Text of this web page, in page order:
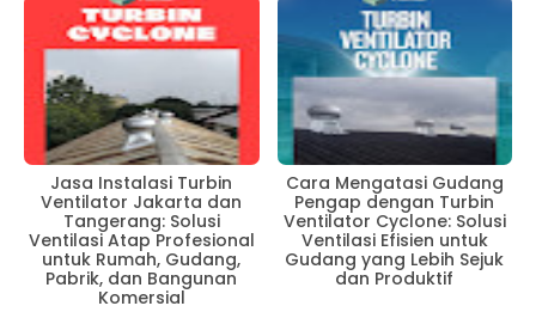
Jasa Instalasi Turbin
Ventilator Jakarta dan
Tangerang: Solusi
Ventilasi Atap Profesional
untuk Rumah, Gudang,
Pabrik, dan Bangunan
Komersial
Cara Mengatasi Gudang
Pengap dengan Turbin
Ventilator Cyclone: Solusi
Ventilasi Efisien untuk
Gudang yang Lebih Sejuk
dan Produktif